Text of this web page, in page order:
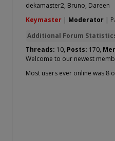
dekamaster2, Bruno, Dareen
Keymaster | Moderator |
Additional Forum
Threads: 10, Posts: 170,
Welcome to our newest
Most users ever online was 8